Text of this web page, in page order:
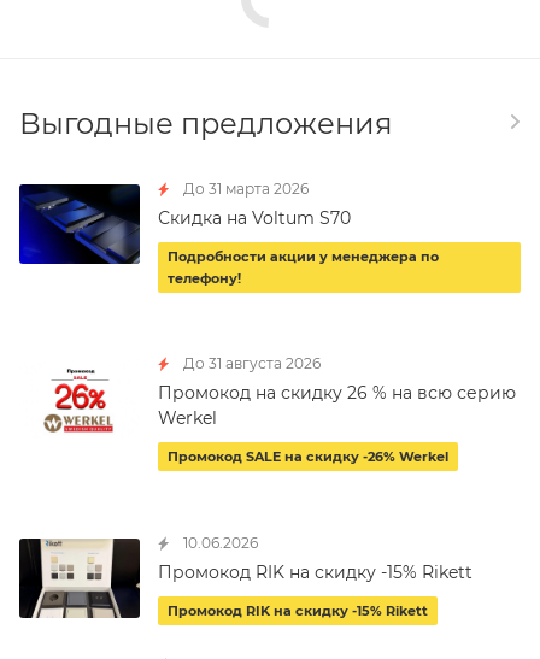
Выгодные предложения
До 31 марта 2026
Скидка на Voltum S70
Подробности акции у менеджера по
телефону!
До 31 августа 2026
Промокод на скидку 26 % на всю серию
Werkel
Промокод SALE на скидку -26% Werkel
10.06.2026
Промокод RIK на скидку -15% Rikett
Промокод RIK на скидку -15% Rikett